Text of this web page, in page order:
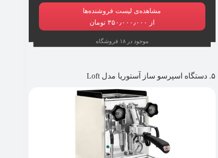
مشاهده‌ی لیست فروشنده‌ها
از ۳۵۰٫۰۰۰٫۰۰۰ تومان
موجود در ۱۸ فروشگاه
۵. دستگاه اسپرسو ساز آستوریا مدل Loft